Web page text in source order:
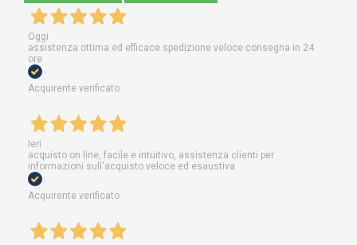
Oggi
assistenza ottima ed efficace spedizione veloce consegna in 24
ore
Acquirente verificato
Ieri
acquisto on line, facile e intuitivo, assistenza clienti per
informazioni sull'acquisto veloce ed esaustiva
Acquirente verificato